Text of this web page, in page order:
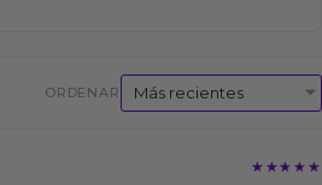
ORDENAR
★★★★★
★★★★★